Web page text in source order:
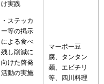
け実践
・ステッカ
ー等の掲示
による食べ
残し削減に
向けた啓発
活動の実施
マーボー豆
腐、タンタン
麺、エビチリ
等、四川料理